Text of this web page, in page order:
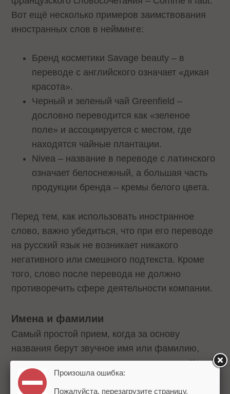
Вот ещё несколько примеров заимствования
иностранных слов в нейминге:
Бренд косметики Savage beauty – в
переводе с английского означает «дикая
красота».
Черный и зеленый чай Greenfield –
дословно переводится как «зеленое
поле» и ассоциируется с местом, где
находятся чайные плантации.
Nivea – название в переводе с латинского
означает белоснежный, а большая часть
продукции бренда – кремы белого цвета.
Перед тем, как использовать иностранное
слово, важно убедиться, что при его переводе
на русский язык не возникает никакого
негативного или смешного подтекста. Кроме
того, слово после перевода не должно
противоречить сфере деятельности компании.
Имена и фамилии
Самый простой прием, когда за основу
названия берут звучное имя или фамилию,
например, самого основателя компании. Как
правило, это одно слово, которое легко
запомнить, на русском или английском языке.
Произошла ошибка:
Пожалуйста, перезагрузите страницу.